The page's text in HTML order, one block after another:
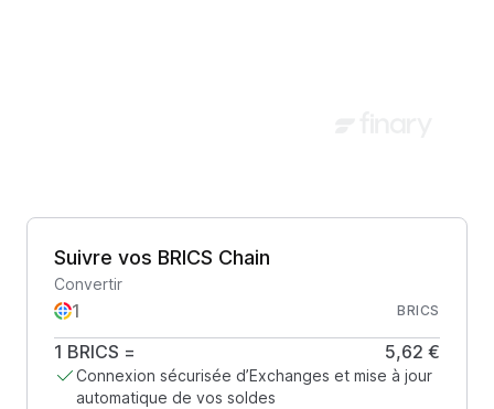
Suivre vos BRICS Chain
Convertir
BRICS
1 BRICS = 5,62 €
Connexion sécurisée d’Exchanges et mise à jour
automatique de vos soldes